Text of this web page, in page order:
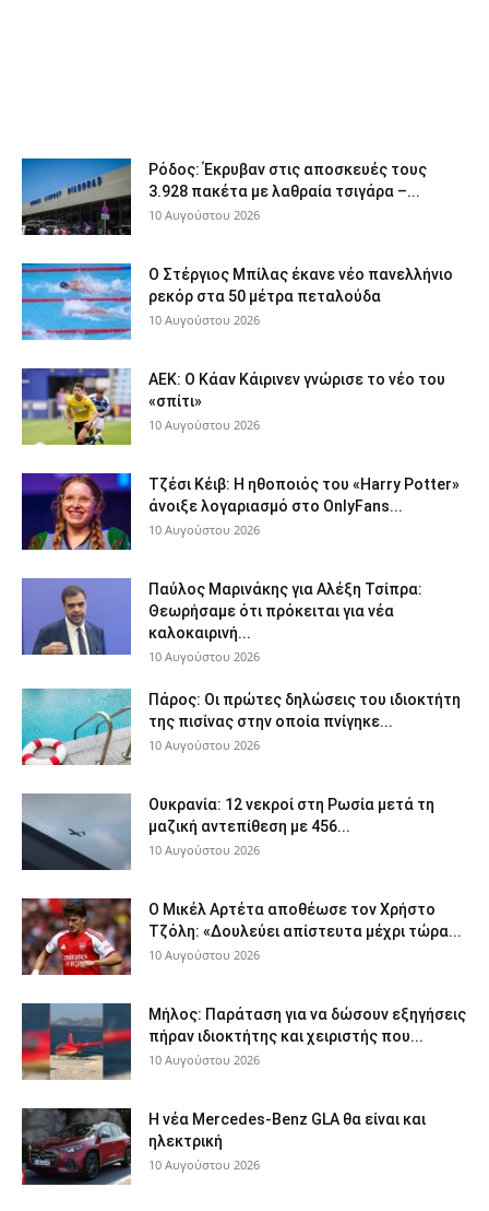
Ρόδος: Έκρυβαν στις αποσκευές τους
3.928 πακέτα με λαθραία τσιγάρα –...
10 Αυγούστου 2026
Ο Στέργιος Μπίλας έκανε νέο πανελλήνιο
ρεκόρ στα 50 μέτρα πεταλούδα
10 Αυγούστου 2026
ΑΕΚ: Ο Κάαν Κάιρινεν γνώρισε το νέο του
«σπίτι»
10 Αυγούστου 2026
Τζέσι Κέιβ: Η ηθοποιός του «Harry Potter»
άνοιξε λογαριασμό στο OnlyFans...
10 Αυγούστου 2026
Παύλος Μαρινάκης για Αλέξη Τσίπρα:
Θεωρήσαμε ότι πρόκειται για νέα
καλοκαιρινή...
10 Αυγούστου 2026
Πάρος: Οι πρώτες δηλώσεις του ιδιοκτήτη
της πισίνας στην οποία πνίγηκε...
10 Αυγούστου 2026
Ουκρανία: 12 νεκροί στη Ρωσία μετά τη
μαζική αντεπίθεση με 456...
10 Αυγούστου 2026
Ο Μικέλ Αρτέτα αποθέωσε τον Χρήστο
Τζόλη: «Δουλεύει απίστευτα μέχρι τώρα...
10 Αυγούστου 2026
Μήλος: Παράταση για να δώσουν εξηγήσεις
πήραν ιδιοκτήτης και χειριστής που...
10 Αυγούστου 2026
Η νέα Mercedes-Benz GLA θα είναι και
ηλεκτρική
10 Αυγούστου 2026